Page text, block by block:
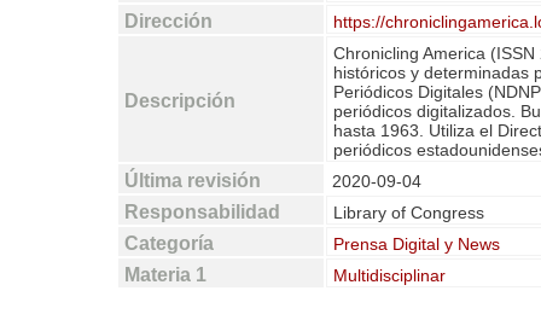
Dirección https://
Descripción
Chronicling America
históricos y determinadas
Periódicos Digitales
periódicos digitalizados.
hasta 1963. Utiliza el
periódicos
Última revisión 2020-09-04
Responsabilidad Library of Congress
Categoría Prensa Digital y News
Materia 1 Multidisciplinar